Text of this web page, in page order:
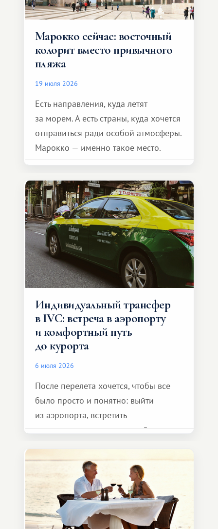
Марокко сейчас: восточный
колорит вместо привычного
пляжа
19 июля 2026
Есть направления, куда летят
за морем. А есть страны, куда хочется
отправиться ради особой атмосферы.
Марокко — именно такое место.
Индивидуальный трансфер
в IVC: встреча в аэропорту
и комфортный путь
до курорта
6 июля 2026
После перелета хочется, чтобы все
было просто и понятно: выйти
из аэропорта, встретить
представителя транспортной
и спокойно доехать до курорта.